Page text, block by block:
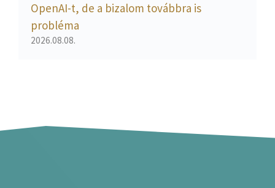
OpenAI-t, de a bizalom továbbra is
probléma
2026.08.08.